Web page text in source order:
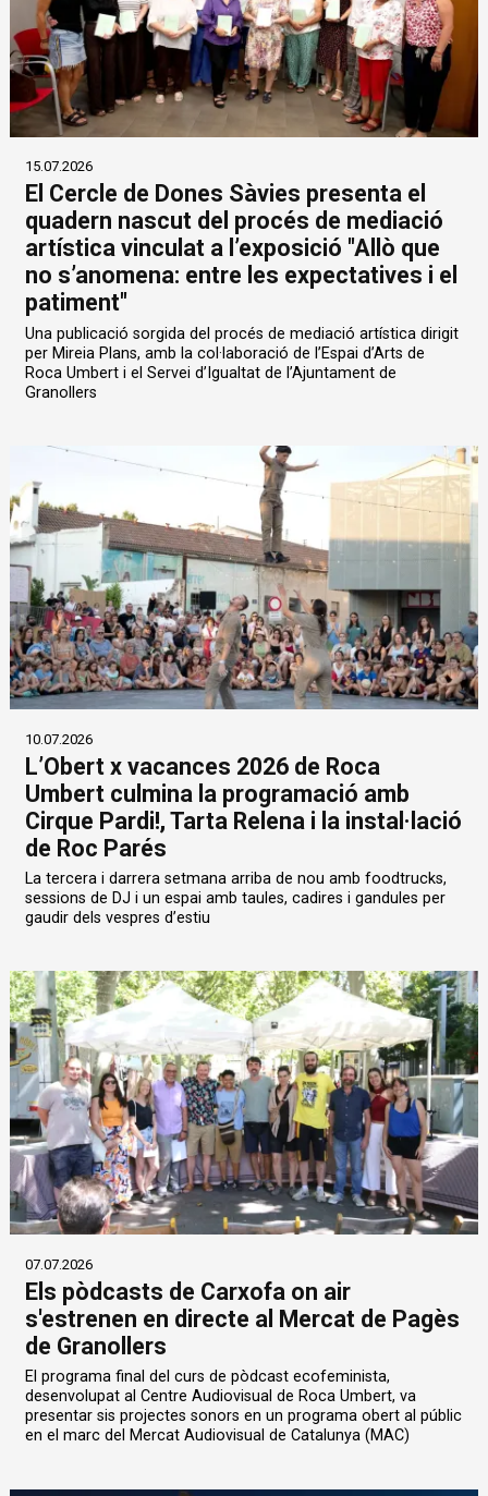
15.07.2026
El Cercle de Dones Sàvies presenta el
quadern nascut del procés de mediació
artística vinculat a l’exposició "Allò que
no s’anomena: entre les expectatives i el
patiment"
Una publicació sorgida del procés de mediació artística dirigit
per Mireia Plans, amb la col·laboració de l’Espai d’Arts de
Roca Umbert i el Servei d’Igualtat de l’Ajuntament de
Granollers
10.07.2026
L’Obert x vacances 2026 de Roca
Umbert culmina la programació amb
Cirque Pardi!, Tarta Relena i la instal·lació
de Roc Parés
La tercera i darrera setmana arriba de nou amb foodtrucks,
sessions de DJ i un espai amb taules, cadires i gandules per
gaudir dels vespres d’estiu
07.07.2026
Els pòdcasts de Carxofa on air
s'estrenen en directe al Mercat de Pagès
de Granollers
El programa final del curs de pòdcast ecofeminista,
desenvolupat al Centre Audiovisual de Roca Umbert, va
presentar sis projectes sonors en un programa obert al públic
en el marc del Mercat Audiovisual de Catalunya (MAC)